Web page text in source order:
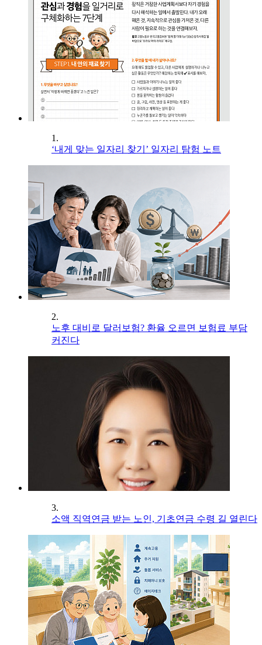
1.
‘내게 맞는 일자리 찾기’ 일자리 탐험 노트
2.
노후 대비로 달러보험? 환율 오르면 보험료 부담
커진다
3.
소액 직역연금 받는 노인, 기초연금 수령 길 열린다